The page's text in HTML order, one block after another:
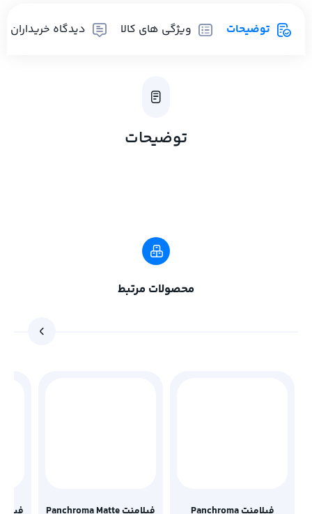
توضیحات ویژگی های کالا دیدگاه خریداران
توضیحات
محصولات مرتبط
فیلامنت Panchroma فیلامنت Panchroma Matte